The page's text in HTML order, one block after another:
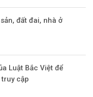
đất đai, nhà ở
Luật Bắc Việt để
cập